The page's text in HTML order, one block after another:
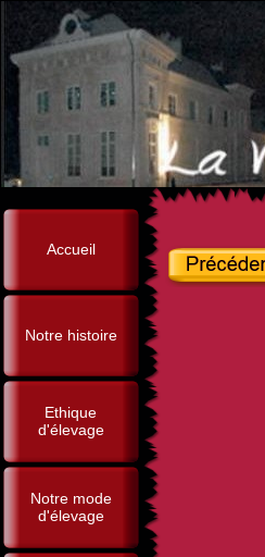
Accueil
Notre histoire
Ethique
d'élevage
Notre mode
d'élevage